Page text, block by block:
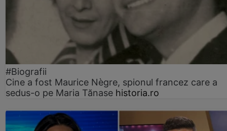
#Biografii
Cine a fost Maurice Nègre, spionul francez care a
sedus-o pe Maria Tănase historia.ro